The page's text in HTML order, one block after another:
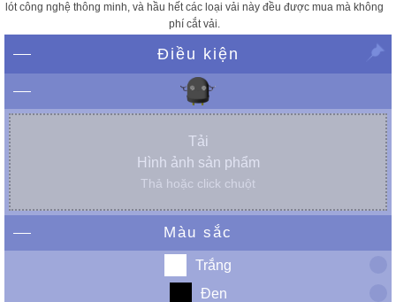
lót công nghệ thông minh, và hầu hết các loại vải này đều được mua mà không
phí cắt vải.
Điều kiện
Tải
Hình ảnh sản phẩm
Thả hoặc click chuột
Màu sắc
Trắng
Đen